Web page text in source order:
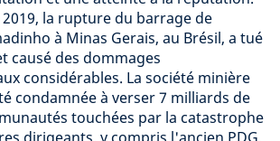
2019, la rupture du barrage de
à Minas Gerais, au Brésil, a tué
causé des dommages
considérables. La société minière
condamnée à verser 7 milliards de
touchées par la catastrophe